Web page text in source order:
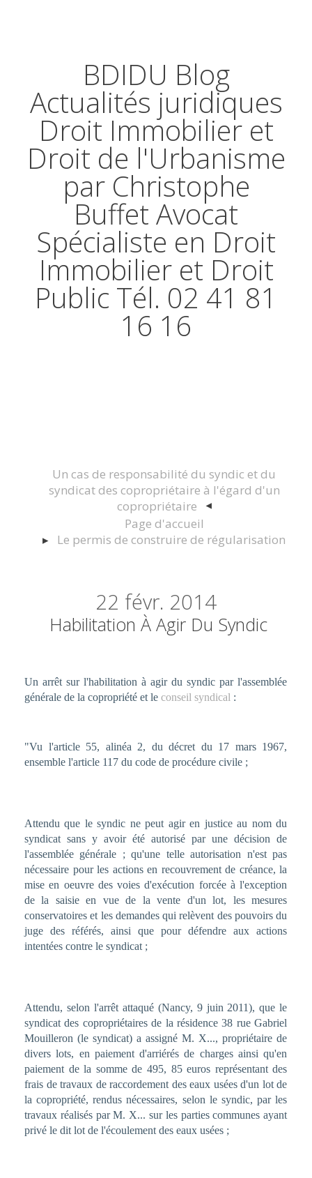
BDIDU Blog
Actualités juridiques
Droit Immobilier et
Droit de l'Urbanisme
par Christophe
Buffet Avocat
Spécialiste en Droit
Immobilier et Droit
Public Tél. 02 41 81
16 16
Un cas de responsabilité du syndic et du
syndicat des copropriétaire à l'égard d'un
copropriétaire
Page d'accueil
Le permis de construire de régularisation
22 févr. 2014
Habilitation À Agir Du Syndic
Un arrêt sur l'habilitation à agir du syndic par l'assemblée
générale de la copropriété et le conseil syndical :
"Vu l'article 55, alinéa 2, du décret du 17 mars 1967,
ensemble l'article 117 du code de procédure civile ;
Attendu que le syndic ne peut agir en justice au nom du
syndicat sans y avoir été autorisé par une décision de
l'assemblée générale ; qu'une telle autorisation n'est pas
nécessaire pour les actions en recouvrement de créance, la
mise en oeuvre des voies d'exécution forcée à l'exception
de la saisie en vue de la vente d'un lot, les mesures
conservatoires et les demandes qui relèvent des pouvoirs du
juge des référés, ainsi que pour défendre aux actions
intentées contre le syndicat ;
Attendu, selon l'arrêt attaqué (Nancy, 9 juin 2011), que le
syndicat des copropriétaires de la résidence 38 rue Gabriel
Mouilleron (le syndicat) a assigné M. X..., propriétaire de
divers lots, en paiement d'arriérés de charges ainsi qu'en
paiement de la somme de 495, 85 euros représentant des
frais de travaux de raccordement des eaux usées d'un lot de
la copropriété, rendus nécessaires, selon le syndic, par les
travaux réalisés par M. X... sur les parties communes ayant
privé le dit lot de l'écoulement des eaux usées ;